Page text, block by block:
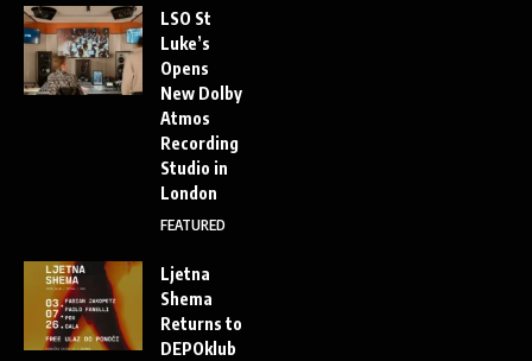
LSO St
Luke’s
Opens
New Dolby
Atmos
Recording
Studio in
London
FEATURED
Ljetna
Shema
Returns to
DEPOklub